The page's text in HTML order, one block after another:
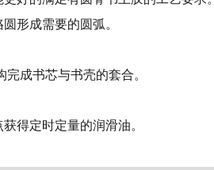
形成需要的圆弧。
成书芯与书壳的套合。
得定时定量的润滑油。